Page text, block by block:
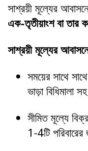
সাশ্রয়ী মূল্যের
এক-তৃতীয়াংশ বা তার
সাশ্রয়ী মূল্যের
সময়ের সাথে
ভাড়া বিধিমালা
সীমিত মূল্যে
1-4টি